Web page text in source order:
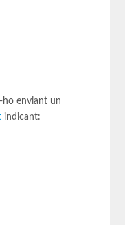
ho enviant un
indicant: